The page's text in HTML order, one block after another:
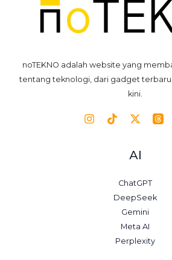
noTEKNO adalah website yang
tentang teknologi, dari gadget terbaru
kini.
AI
ChatGPT
DeepSeek
Gemini
Meta AI
Perplexity